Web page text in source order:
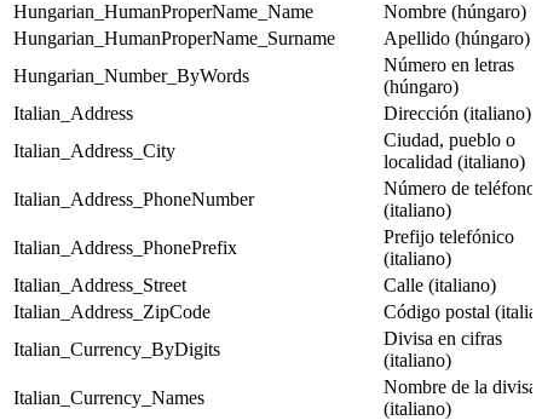
Hungarian_HumanProperName_Name
Nombre (húngaro)
Hungarian_HumanProperName_Surname
Apellido (húngaro)
Hungarian_Number_ByWords
Número en letras
(húngaro)
Italian_Address
Dirección (italiano)
Italian_Address_City
Ciudad, pueblo o
localidad (italiano)
Italian_Address_PhoneNumber
Número de teléfono
(italiano)
Italian_Address_PhonePrefix
Prefijo telefónico
(italiano)
Italian_Address_Street
Calle (italiano)
Italian_Address_ZipCode
Código postal
Italian_Currency_ByDigits
Divisa en cifras
(italiano)
Italian_Currency_Names
Nombre de la divisa
(italiano)